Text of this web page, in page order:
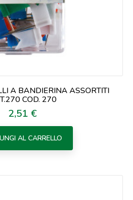
A BANDIERINA ASSORTITI
COD. 270
Prezzo
2,51 €
AL CARRELLO